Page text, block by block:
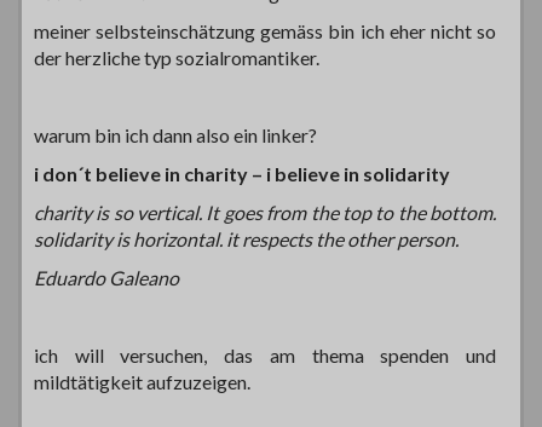
meiner selbsteinschätzung gemäss bin ich eher nicht so
der herzliche typ sozialromantiker.
warum bin ich dann also ein linker?
i don´t believe in charity – i believe in solidarity
charity is so vertical. It goes from the top to the bottom.
solidarity is horizontal. it respects the other person.
Eduardo Galeano
ich will versuchen, das am thema spenden und
mildtätigkeit aufzuzeigen.